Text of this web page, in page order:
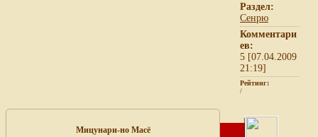
Раздел:
Сенрю
Комментари
ев:
5 [07.04.2009
21:19]
Рейтинг:
/
Мицунари-но Масё